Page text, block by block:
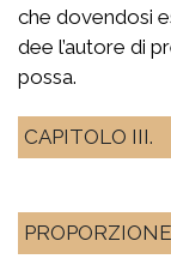
che dovendosi
dee l’autore di
possa.
CAPITOLO III.